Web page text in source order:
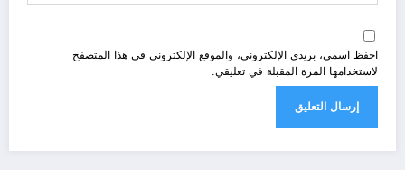
احفظ اسمي، بريدي الإلكتروني، والموقع الإلكتروني في هذا المتصفح
لاستخدامها المرة المقبلة في تعليقي.